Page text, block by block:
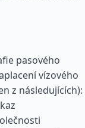
pasového
vízového
z následujících):